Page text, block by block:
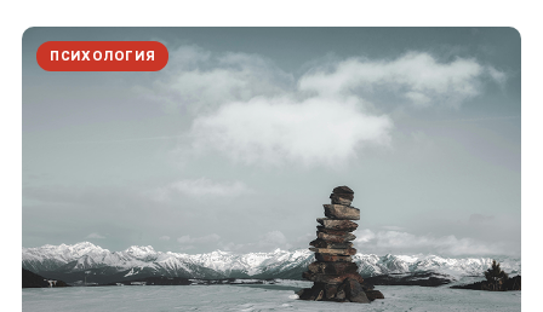
ПСИХОЛОГИЯ